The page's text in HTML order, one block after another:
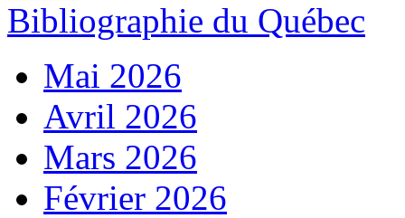
Bibliographie du Québec
Mai 2026
Avril 2026
Mars 2026
Février 2026